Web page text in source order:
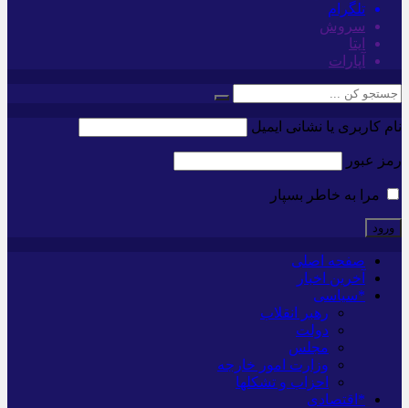
تلگرام
سروش
ایتا
آپارات
نام کاربری یا نشانی ایمیل
رمز عبور
مرا به خاطر بسپار
صفحه اصلی
آخرین اخبار
*سیاسی
رهبر انقلاب
دولت
مجلس
وزارت امور خارجه
احزاب و تشکلها
*اقتصادی